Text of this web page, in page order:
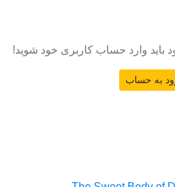
باید وارد حساب کاربری خود شوید!
به حساب